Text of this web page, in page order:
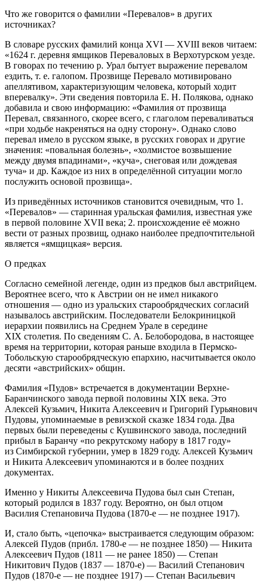
Что же говорится о фамилии «Перевалов» в других
источниках?
В словаре русских фамилий конца XVI — XVIII веков читаем:
«1624 г. деревня ямщиков Переваловых в Верхотурском уезде.
В говорах по течению р. Урал бытует выражение перевалом
ездить, т. е. галопом. Прозвище Перевало мотивировано
апеллятивом, характеризующим человека, который ходит
вперевалку». Эти сведения повторила Е. Н. Полякова, однако
добавила и свою информацию: «Фамилия от прозвища
Перевал, связанного, скорее всего, с глаголом переваливаться
«при ходьбе накреняться на одну сторону». Однако слово
перевал имело в русском языке, в русских говорах и другие
значения: «повальная болезнь», «холмистое возвышение
между двумя впадинами», «куча», снеговая или дождевая
туча» и др. Каждое из них в определённой ситуации могло
послужить основой прозвища».
Из приведённых источников становится очевидным, что 1.
«Перевалов» — старинная уральская фамилия, известная уже
в первой половине XVII века; 2. происхождение её можно
вести от разных прозвищ, однако наиболее предпочтительной
является «ямщицкая» версия.
О предках
Согласно семейной легенде, один из предков был австрийцем.
Вероятнее всего, что к Австрии он не имел никакого
отношения — одно из уральских старообрядческих согласий
называлось австрийским. Последователи Белокриницкой
иерархии появились на Среднем Урале в середине
XIX столетия. По сведениям С. А. Белобородова, в настоящее
время на территории, которая раньше входила в Пермско-
Тобольскую старообрядческую епархию, насчитывается около
десяти «австрийских» общин.
Фамилия «Пудов» встречается в документации Верхне-
Баранчинского завода первой половины XIX века. Это
Алексей Кузьмич, Никита Алексеевич и Григорий Гурьянович
Пудовы, упоминаемые в ревизской сказке 1834 года. Два
первых были переведены с Кушвинского завода, последний
прибыл в Баранчу «по рекрутскому набору в 1817 году»
из Симбирской губернии, умер в 1829 году. Алексей Кузьмич
и Никита Алексеевич упоминаются и в более поздних
документах.
Именно у Никиты Алексеевича Пудова был сын Степан,
который родился в 1837 году. Вероятно, он был отцом
Василия Степановича Пудова (1870-е — не позднее 1917).
И, стало быть, «цепочка» выстраивается следующим образом:
Алексей Пудов (прибл. 1780-е — не позднее 1850) — Никита
Алексеевич Пудов (1811 — не ранее 1850) — Степан
Никитович Пудов (1837 — 1870-е) — Василий Степанович
Пудов (1870-е — не позднее 1917) — Степан Васильевич